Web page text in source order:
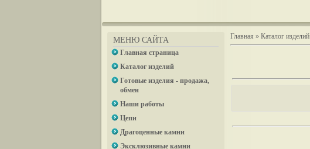
МЕНЮ САЙТА
Главная страница
Каталог изделий
Готовые изделия - продажа,
обмен
Наши работы
Цепи
Драгоценные камни
Эксклюзивные камни
Главная » Каталог изделий